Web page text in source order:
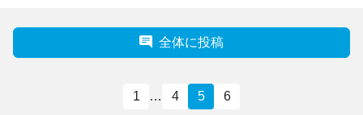
全体に投稿
1 … 4 5 6